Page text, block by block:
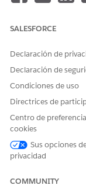
To show record
SALESFORCE
Declaración de
Declaración de
Condiciones de uso
Directrices de
Centro de
cookies
Sus opciones
privacidad
COMMUNITY